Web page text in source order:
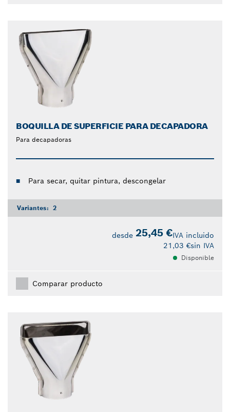
BOQUILLA DE SUPERFICIE PARA DECAPADORA
Para decapadoras
Para secar, quitar pintura, descongelar
Variantes: 2
desde 25,45 €IVA incluido
21,03 €sin IVA
Disponible
Comparar producto